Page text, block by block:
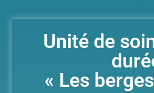
Unité de
« Les